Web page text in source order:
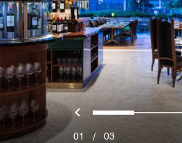
Précédent
0 1
01 / 03